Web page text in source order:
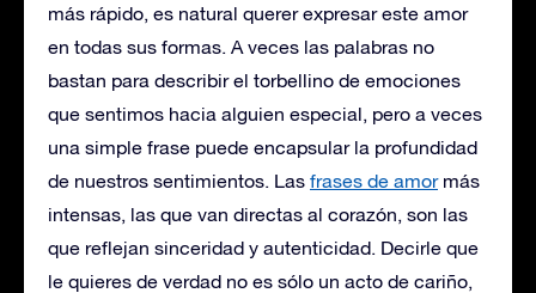
más rápido, es natural querer expresar este amor
en todas sus formas. A veces las palabras no
bastan para describir el torbellino de emociones
que sentimos hacia alguien especial, pero a veces
una simple frase puede encapsular la profundidad
de nuestros sentimientos. Las frases de amormás
intensas, las que van directas al corazón, son las
que reflejan sinceridad y autenticidad. Decirle que
le quieres de verdad no es sólo un acto de cariño,